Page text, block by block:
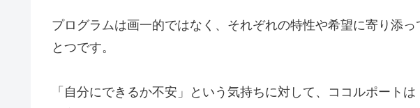
プログラムは画一的ではなく、それぞれの特性や希望に寄り添
とつです。
「自分にできるか不安」という気持ちに対して、ココルポート